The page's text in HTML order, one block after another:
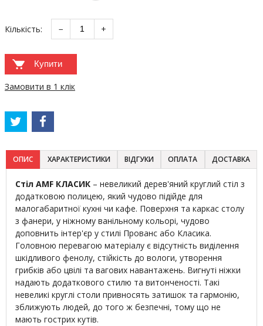
Кількість: − +
Купити
Замовити в 1 клік
ОПИС ХАРАКТЕРИСТИКИ ВІДГУКИ ОПЛАТА ДОСТАВКА
Стіл AMF КЛАСИК – невеликий дерев'яний круглий стіл з
додатковою полицею, який чудово підійде для
малогабаритної кухні чи кафе. Поверхня та каркас столу
з фанери, у ніжному ванільному кольорі, чудово
доповнить інтер'єр у стилі Прованс або Класика.
Головною перевагою матеріалу є відсутність виділення
шкідливого фенолу, стійкість до вологи, утворення
грибків або цвілі та вагових навантажень. Вигнуті ніжки
надають додаткового стилю та витонченості. Такі
невеликі круглі столи привносять затишок та гармонію,
зближують людей, до того ж безпечні, тому що не
мають гострих кутів.